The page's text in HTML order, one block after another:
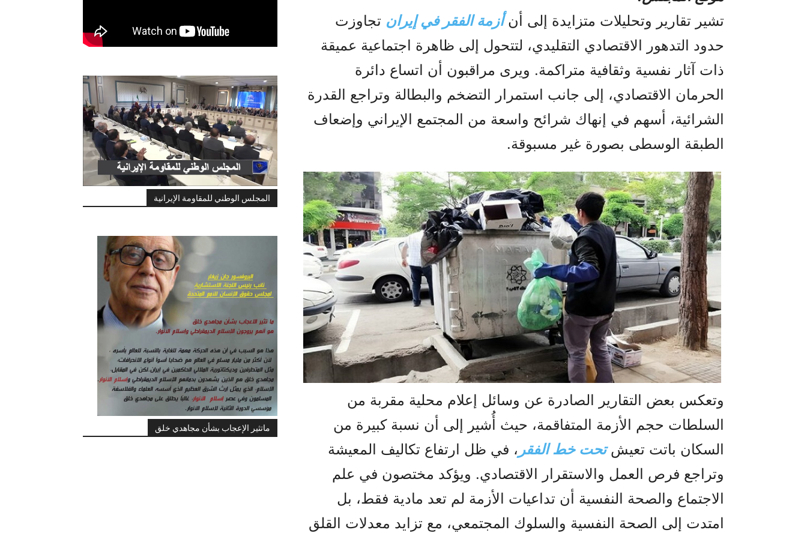
المجلس الوطني للمقاومة الإيرانية
ماتثير الإعجاب بشأن مجاهدي خلق
تشير تقارير وتحليلات متزايدة إلى أنأزمة الفقر في إيران تجاوزت
حدود التدهور الاقتصادي التقليدي، لتتحول إلى ظاهرة اجتماعية عميقة
ذات آثار نفسية وثقافية متراكمة. ويرى مراقبون أن اتساع دائرة
الحرمان الاقتصادي، إلى جانب استمرار التضخم والبطالة وتراجع القدرة
الشرائية، أسهم في إنهاك شرائح واسعة من المجتمع الإيراني وإضعاف
الطبقة الوسطى بصورة غير مسبوقة.
وتعكس بعض التقارير الصادرة عن وسائل إعلام محلية مقربة من
السلطات حجم الأزمة المتفاقمة، حيث أُشير إلى أن نسبة كبيرة من
السكان باتت تعيشتحت خط الفقر ، في ظل ارتفاع تكاليف المعيشة
وتراجع فرص العمل والاستقرار الاقتصادي. ويؤكد مختصون في علم
الاجتماع والصحة النفسية أن تداعيات الأزمة لم تعد مادية فقط، بل
امتدت إلى الصحة النفسية والسلوك المجتمعي، مع تزايد معدلات القلق